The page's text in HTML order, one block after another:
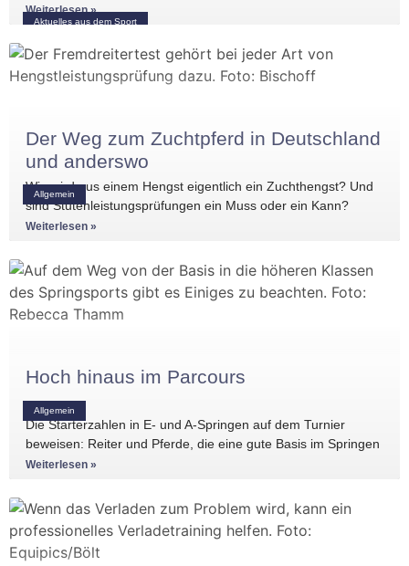
Aktuelles aus dem Sport
Gruppenvoltigieren gewonnen.
Weiterlesen »
Allgemein
Der Weg zum Zuchtpferd in Deutschland
und anderswo
Wie wird aus einem Hengst eigentlich ein Zuchthengst? Und
sind Stutenleistungsprüfungen ein Muss oder ein Kann?
Einblicke in die Regelwerke
Weiterlesen »
Allgemein
Hoch hinaus im Parcours
Die Starterzahlen in E- und A-Springen auf dem Turnier
beweisen: Reiter und Pferde, die eine gute Basis im Springen
haben, gibt es
Weiterlesen »